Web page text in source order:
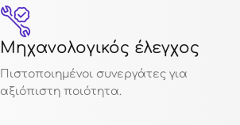
Μηχανολογικός έλεγχος
Πιστοποιημένοι συνεργάτες για
αξιόπιστη ποιότητα.